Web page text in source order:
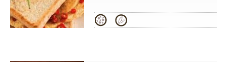
Kategorie